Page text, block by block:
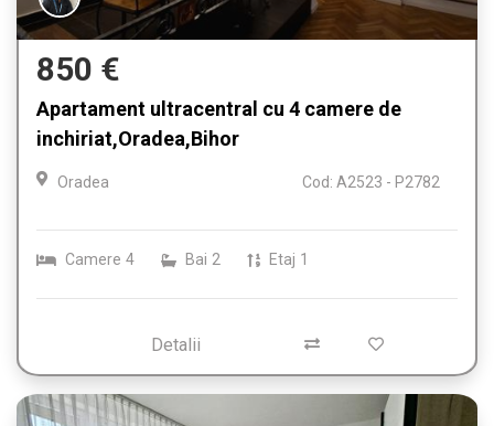
850 €
Apartament ultracentral cu 4 camere de
inchiriat,Oradea,Bihor
Oradea Cod: A2523 - P2782
Camere 4 Bai 2 Etaj 1
Detalii